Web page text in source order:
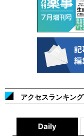
アクセスランキング
Daily